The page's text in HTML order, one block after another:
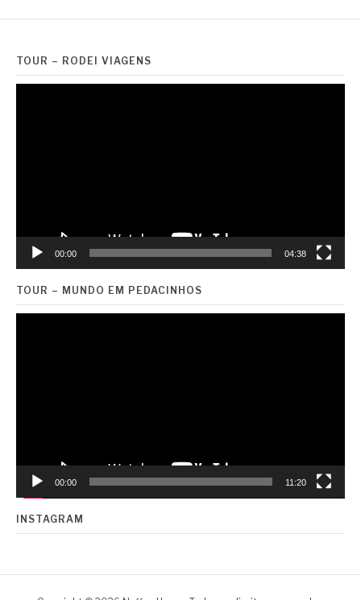
TOUR – RODEI VIAGENS
00:00 04:38
TOUR – MUNDO EM PEDACINHOS
00:00 11:20
INSTAGRAM